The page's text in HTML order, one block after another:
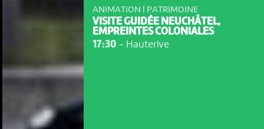
ANIMATION | PATRIMOINE
VISITE GUIDÉE NEUCHÂTEL,
EMPREINTES COLONIALES
17:30- Hauterive